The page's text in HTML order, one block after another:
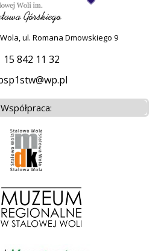
ul. Romana Dmowskiego 9
15 842 11 32
Współpraca: